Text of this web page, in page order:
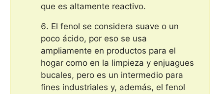
que es altamente reactivo.
El fenol se considera suave o un
poco ácido, por eso se usa
ampliamente en productos para el
hogar como en la limpieza y enjuagues
bucales, pero es un intermedio para
fines industriales y, además, el fenol